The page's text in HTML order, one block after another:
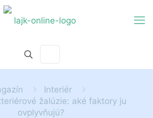
Interiér
žalúzie: aké faktory ju
ovplyvňujú?